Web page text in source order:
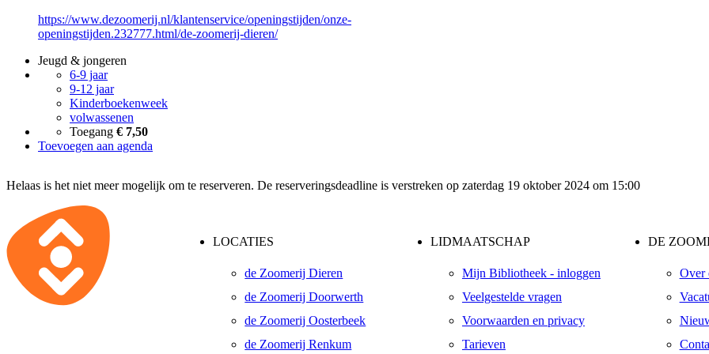
https://www.dezoomerij.nl/klantenservice/openingstijden/onze-
openingstijden.232777.html/de-zoomerij-dieren/
Jeugd & jongeren
6-9 jaar
9-12 jaar
Kinderboekenweek
volwassenen
Toegang € 7,50
Toevoegen aan agenda
Helaas is het niet meer mogelijk om te reserveren. De reserveringsdeadline is verstreken op zaterdag 19 oktober 2024 om 15:00
LOCATIES
de Zoomerij Dieren
de Zoomerij Doorwerth
de Zoomerij Oosterbeek
de Zoomerij Renkum
LIDMAATSCHAP
Mijn Bibliotheek - inloggen
Veelgestelde vragen
Voorwaarden en privacy
Tarieven
DE
Over